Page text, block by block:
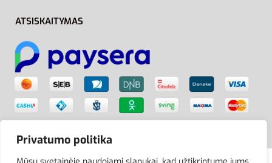
Privatumo politika
ATSISKAITYMAS